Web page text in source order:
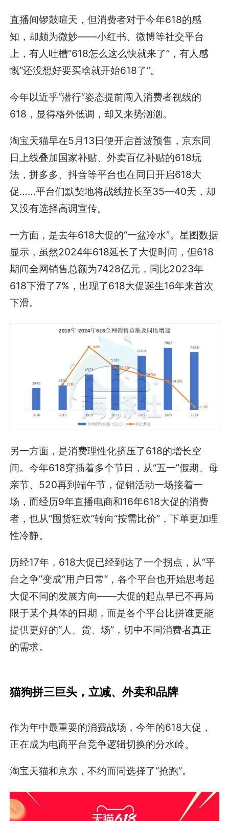
直播间锣鼓喧天，但消费者对于今年618的感
知，却颇为微妙——小红书、微博等社交平台
上，有人吐槽“618怎么这么快就来了”，有人感
慨“还没想好要买啥就开始618了”。
今年以近乎“潜行”姿态提前闯入消费者视线的
618，显得格外低调，却又来势汹汹。
淘宝天猫早在5月13日便开启首波预售，京东同
日上线叠加国家补贴、外卖百亿补贴的618玩
法，拼多多、抖音等平台也在同日开启618大
促……平台们默契地将战线拉长至35—40天，却
又没有选择高调宣传。
一方面，是去年618大促的“一盆冷水”。星图数据
显示，虽然2024年618延长了大促时间，但618
期间全网销售总额为7428亿元，同比2023年
618下滑了7%，出现了618大促诞生16年来首次
下滑。
另一方面，是消费理性化挤压了618的增长空
间。今年618穿插着多个节日，从“五一”假期、母
亲节、520再到端午节，促销活动一场接着一
场，而经历9年直播电商和16年618大促的消费
者，也从“囤货狂欢”转向“按需比价”，下单更加理
性冷静。
历经17年，618大促已经到达了一个拐点，从“平
台之争”变成“用户日常”，各个平台也开始思考起
大促不同的发展方向——大促的起点早已不再局
限于某个具体的日期，而是各个平台比拼谁更能
提供更好的“人、货、场”，切中不同消费者真正
的需求。
猫狗拼三巨头，立减、外卖和品牌
作为年中最重要的消费战场，今年的618大促，
正在成为电商平台竞争逻辑切换的分水岭。
淘宝天猫和京东，不约而同选择了“抢跑”。